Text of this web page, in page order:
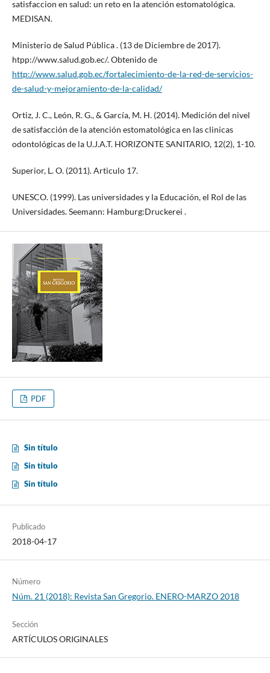
satisfaccion en salud: un reto en la atención estomatológica.
MEDISAN.
Ministerio de Salud Pública . (13 de Diciembre de 2017).
htpp://www.salud.gob.ec/. Obtenido de
http://www.salud.gob.ec/fortalecimiento-de-la-red-de-servicios-
de-salud-y-mejoramiento-de-la-calidad/
Ortiz, J. C., León, R. G., & García, M. H. (2014). Medición del nivel
de satisfacción de la atención estomatológica en las clinicas
odontológicas de la U.J.A.T. HORIZONTE SANITARIO, 12(2), 1-10.
Superior, L. O. (2011). Articulo 17.
UNESCO. (1999). Las universidades y la Educación, el Rol de las
Universidades. Seemann: Hamburg:Druckerei .
PDF
Sin título
Sin título
Sin título
Publicado
2018-04-17
Número
Núm. 21 (2018): Revista San Gregorio. ENERO-MARZO 2018
Sección
ARTÍCULOS ORIGINALES